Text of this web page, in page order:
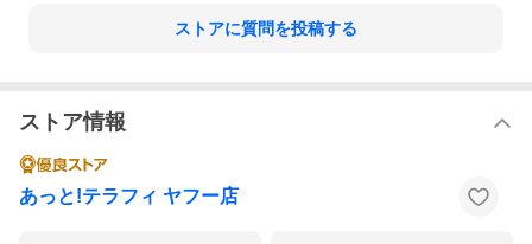
ストアに質問を投稿する
ストア情報
あっと!テラフィ ヤフー店